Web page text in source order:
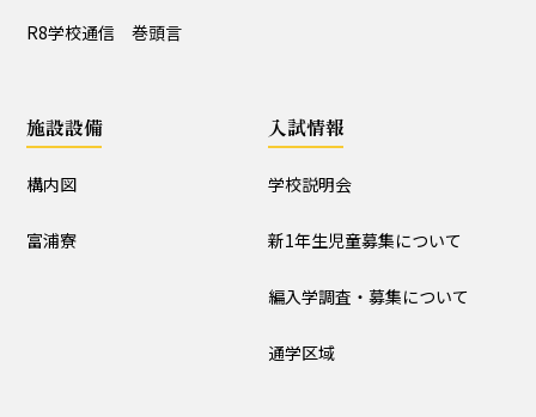
構内図 富浦寮
R8学校通信 巻頭言
施設設備
構内図
富浦寮
入試情報
学校説明会
新1年生児童募集について
編入学調査・募集について
通学区域